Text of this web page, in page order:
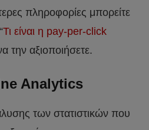
πληροφορίες μπορείτε
Τι είναι η pay-per-click
την αξιοποιήσετε.
Analytics
των στατιστικών που